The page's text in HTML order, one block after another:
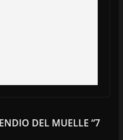
DEL MUELLE “7